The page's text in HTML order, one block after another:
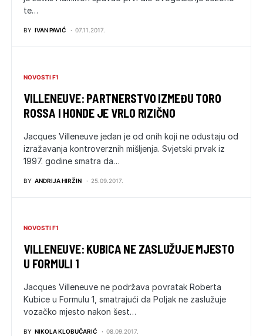
te…
BY IVAN PAVIĆ 07.11.2017.
NOVOSTI F1
VILLENEUVE: PARTNERSTVO IZMEĐU TORO
ROSSA I HONDE JE VRLO RIZIČNO
Jacques Villeneuve jedan je od onih koji ne odustaju od
izražavanja kontroverznih mišljenja. Svjetski prvak iz
1997. godine smatra da…
BY ANDRIJA HIRŽIN 25.09.2017.
NOVOSTI F1
VILLENEUVE: KUBICA NE ZASLUŽUJE MJESTO
U FORMULI 1
Jacques Villeneuve ne podržava povratak Roberta
Kubice u Formulu 1, smatrajući da Poljak ne zaslužuje
vozačko mjesto nakon šest…
BY NIKOLA KLOBUČARIĆ 08.09.2017.